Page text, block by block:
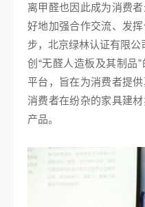
离甲醛也因此成为消费
好地加强合作交流、发
步，北京绿林认证有限
创“无醛人造板及其制品
平台，旨在为消费者提
消费者在纷杂的家具建
产品。